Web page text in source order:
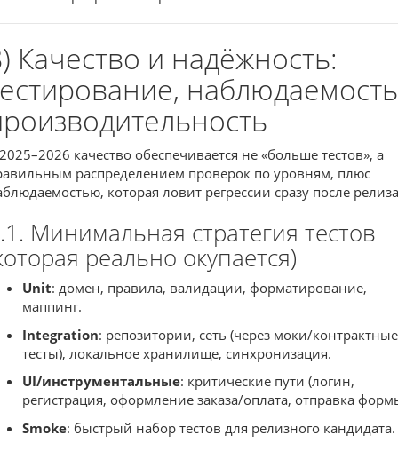
Качество и надёжность:
качество обеспечивается не «больше тестов», а
распределением проверок по уровням, плюс
которая ловит регрессии сразу после
Минимальная стратегия тестов
реально окупается)
Unit: домен, правила, валидации, форматирование,
маппинг.
Integration: репозитории, сеть (через моки/контрактные
тесты), локальное хранилище, синхронизация.
UI/инструментальные: критические пути (логин,
регистрация, оформление заказа/оплата, отправка
Smoke: быстрый набор тестов для релизного кандидата.